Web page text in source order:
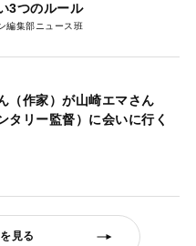
3つのルール
編集部ニュース班
（作家）が山崎エマさん
タリー監督）に会いに行く
見る